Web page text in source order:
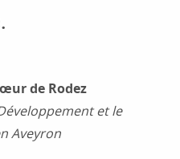
de Rodez
et le
Aveyron